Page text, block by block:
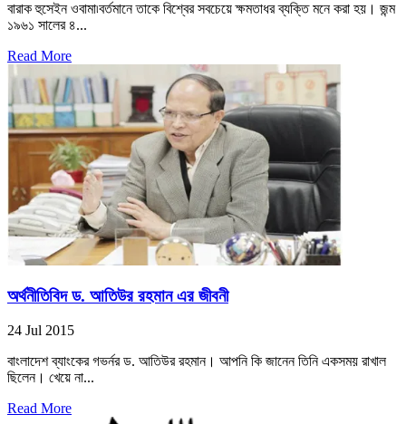
বারাক হুসেইন ওবামা৷বর্তমানে তাকে বিশ্বের সবচেয়ে ক্ষমতাধর ব্যক্তি মনে করা হয়। জন্ম
১৯৬১ সালের ৪...
Read More
অর্থনীতিবিদ ড. আতিউর রহমান এর জীবনী
24 Jul 2015
বাংলাদেশ ব্যাংকের গভর্নর ড. আতিউর রহমান। আপনি কি জানেন তিনি একসময় রাখাল
ছিলেন। খেয়ে না...
Read More